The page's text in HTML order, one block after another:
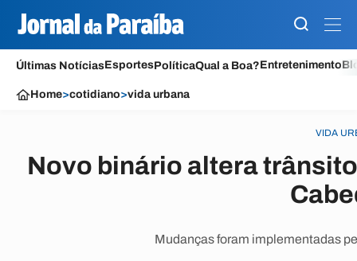
Últimas NotíciasEsportesPolíticaQual a Boa?Entretenimento
Home>cotidiano>vida urbana
VIDA
Novo binário altera
Mudanças foram implementadas